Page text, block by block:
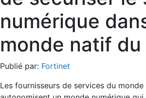
numérique
monde natif
Publié par: Fortinet
Les fournisseurs de services du